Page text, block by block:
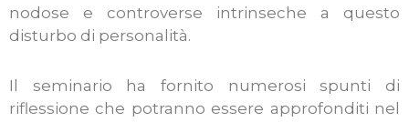
nodose e controverse intrinseche a questo
disturbo di personalità.
Il seminario ha fornito numerosi spunti di
riflessione che potranno essere approfonditi nel